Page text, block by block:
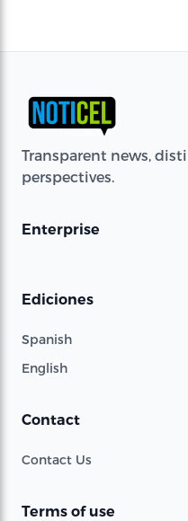
Transparent news,
perspectives.
Enterprise
Ediciones
Spanish
English
Contact
Contact Us
Terms of use